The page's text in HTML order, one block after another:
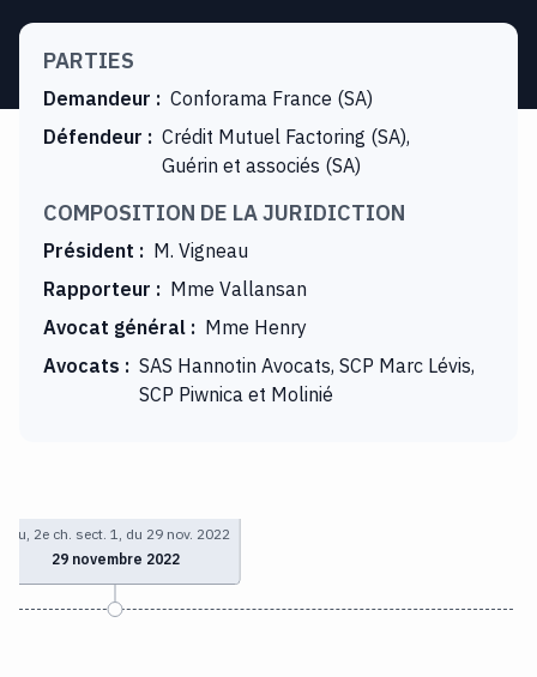
PARTIES
Demandeur : Conforama France (SA)
Défendeur : Crédit Mutuel Factoring (SA),
Guérin et associés (SA)
COMPOSITION DE LA JURIDICTION
Président : M. Vigneau
Rapporteur : Mme Vallansan
Avocat général : Mme Henry
Avocats : SAS Hannotin Avocats, SCP Marc Lévis,
SCP Piwnica et Molinié
Pau, 2e ch. sect. 1, du 29 nov. 2022
29 novembre 2022